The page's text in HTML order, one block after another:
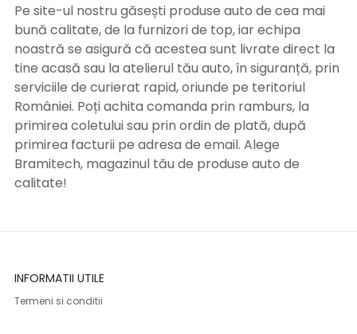
Pe site-ul nostru găsești produse auto de cea mai
bună calitate, de la furnizori de top, iar echipa
noastră se asigură că acestea sunt livrate direct la
tine acasă sau la atelierul tău auto, în siguranță, prin
serviciile de curierat rapid, oriunde pe teritoriul
României. Poți achita comanda prin ramburs, la
primirea coletului sau prin ordin de plată, după
primirea facturii pe adresa de email. Alege
Bramitech, magazinul tău de produse auto de
calitate!
INFORMATII UTILE
Termeni si conditii